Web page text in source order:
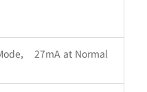
27mA at Normal